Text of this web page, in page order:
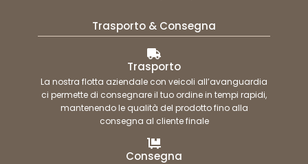
Trasporto & Consegna
Trasporto
La nostra flotta aziendale con veicoli all’avanguardia
ci permette di consegnare il tuo ordine in tempi rapidi,
mantenendo le qualità del prodotto fino alla
consegna al cliente finale
Consegna